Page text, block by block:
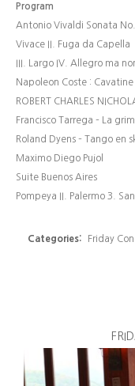
Program
Antonio Vivaldi Sonata
Vivace II. Fuga da Capella
III. Largo IV. Allegro ma
Napoleon Coste :
ROBERT CHARLES
Francisco Tarrega – La
Roland Dyens – Tango en
Maximo Diego Pujol
Suite Buenos Aires
Pompeya II. Palermo 3.
Categories: Friday